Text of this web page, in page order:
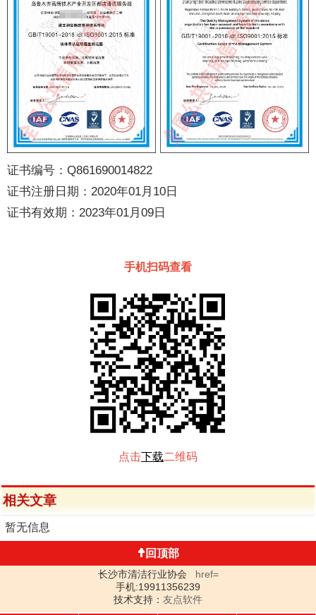
证书编号：Q861690014822
证书注册日期：2020年01月10日
证书有效期：2023年01月09日
手机扫码查看
点击下载二维码
相关文章
暂无信息
回顶部
长沙市清洁行业协会 href=
手机:19911356239
技术支持： 友点软件